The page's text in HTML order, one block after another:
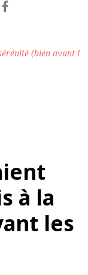
(bien avant l
à la
les